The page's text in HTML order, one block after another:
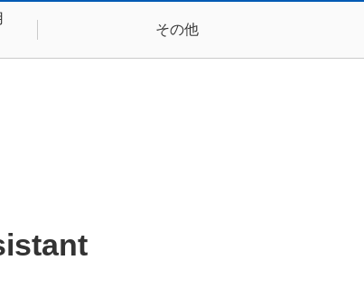
その他